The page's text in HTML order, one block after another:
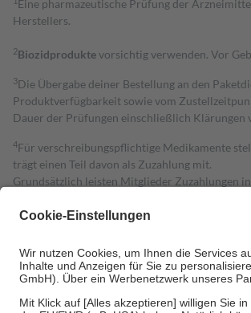
Eine pharmazeutische Prüfung der
Herstellers.
2Biozidproduktevorsichtig verwenden. Vor
3Die Übergabe deiner Bestellung an den
Produktverfügbarkeit sowie vom
Dauer der Prüfungen einschließlich Klärungen
4Für verschreibungspflichtige Medikamente
trägt einen Teil davon als Zuzahlung mit.
Grundsätzlich leisten Mitglieder Zuzahlungen
Diese Regeln gelten grundsätzlich auch für
Um das Engagement der Versicherten für ihre
• Kindern und Jugendlichen bis zum
• Untersuchungen zur Vorsorge und
• empfohlenen Schutzimpfungen